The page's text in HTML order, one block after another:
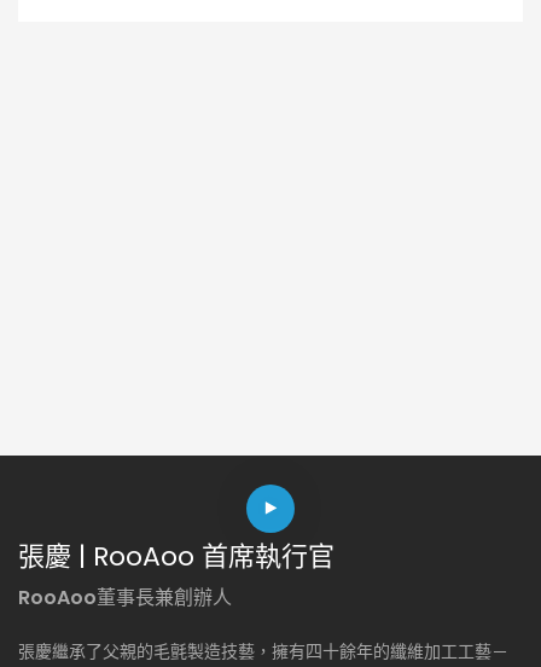
張慶 | RooAoo 首席執行官
RooAoo董事長兼創辦人
張慶繼承了父親的毛氈製造技藝，擁有四十餘年的纖維加工工藝－